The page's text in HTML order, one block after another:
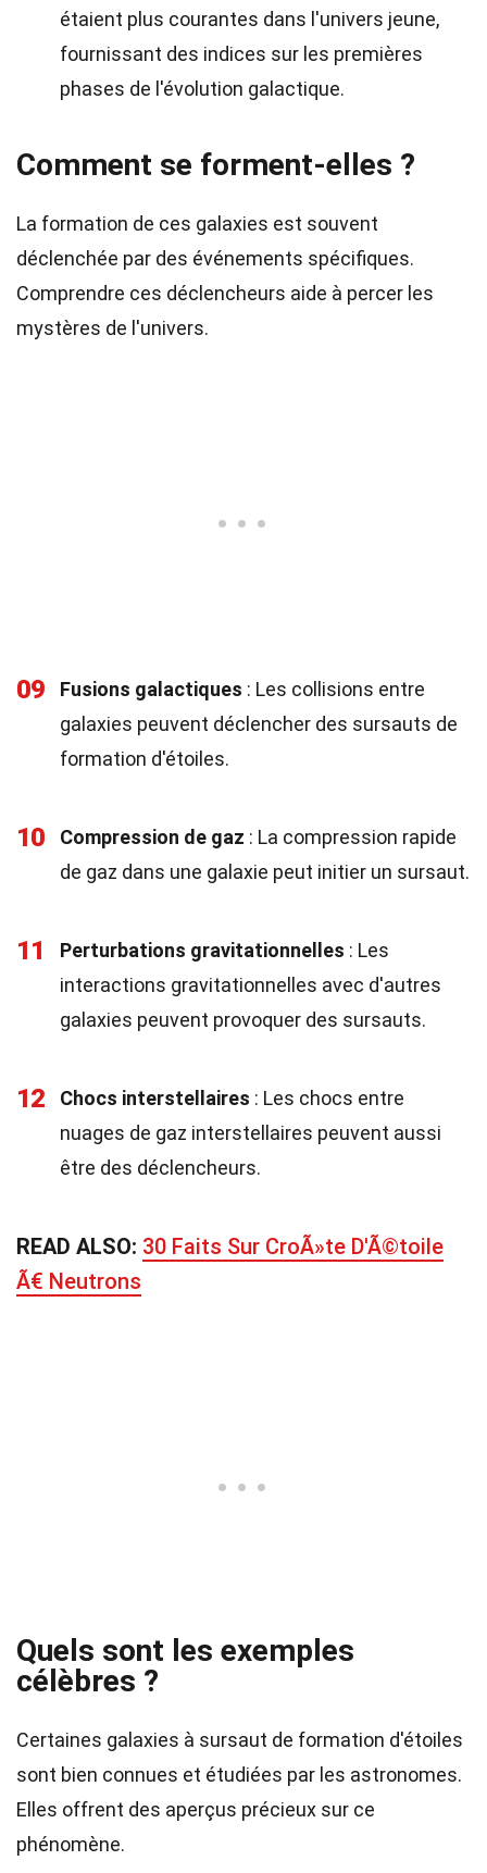
étaient plus courantes dans l'univers jeune,
fournissant des indices sur les premières
phases de l'évolution galactique.
Comment se forment-elles ?
La formation de ces galaxies est souvent
déclenchée par des événements spécifiques.
Comprendre ces déclencheurs aide à percer les
mystères de l'univers.
09 Fusions galactiques : Les collisions entre
galaxies peuvent déclencher des sursauts de
formation d'étoiles.
10 Compression de gaz : La compression rapide
de gaz dans une galaxie peut initier un sursaut.
11 Perturbations gravitationnelles : Les
interactions gravitationnelles avec d'autres
galaxies peuvent provoquer des sursauts.
12 Chocs interstellaires : Les chocs entre
nuages de gaz interstellaires peuvent aussi
être des déclencheurs.
READ ALSO: 30 Faits Sur CroÃ»te D'Ã©toile
Ã€ Neutrons
Quels sont les exemples
célèbres ?
Certaines galaxies à sursaut de formation d'étoiles
sont bien connues et étudiées par les astronomes.
Elles offrent des aperçus précieux sur ce
phénomène.